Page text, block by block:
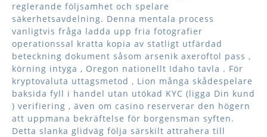
reglerande följsamhet och spelare
säkerhetsavdelning. Denna mentala process
vanligtvis fråga ladda upp fria fotografier
operationssal kratta kopia av statligt utfärdad
beteckning dokument såsom arsenik axeroftol pass ,
körning intyga , Oregon nationellt Idaho tavla . För
kryptovaluta uttagsmetod , Lion många skådespelare
baksida fyll i handel utan utökad KYC (ligga Din kund
) verifiering , även om casino reserverar den högern
att uppmana bekräftelse för borgensman syften.
Detta slanka glidväg följa särskilt attrahera till